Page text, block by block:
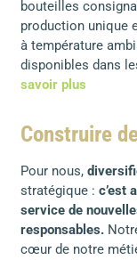
bouteilles
production unique
à température
disponibles dans
savoir plus
Construire
Pour nous,
stratégique : c’est
service de
responsables.
cœur de notre